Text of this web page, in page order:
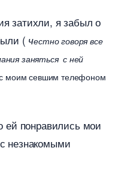
затихли, я забыл о
( честно говоря все
заняться с ней
моим севшим телефоном
ей понравились мои
незнакомыми